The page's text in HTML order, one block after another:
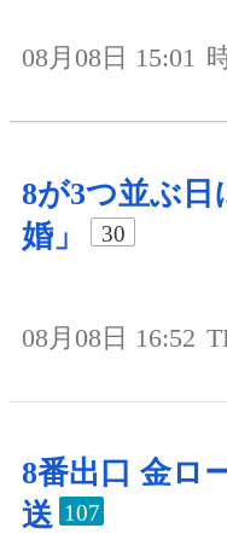
08月08日 15:01
8が3つ並ぶ日
婚」
30
08月08日 16:52
8番出口 金ロ
送 107